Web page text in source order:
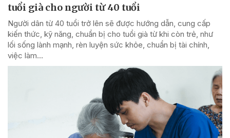
tuổi già cho người từ 40 tuổi
Người dân từ 40 tuổi trở lên sẽ được hướng dẫn, cung cấp
kiến thức, kỹ năng, chuẩn bị cho tuổi già từ khi còn trẻ, như
lối sống lành mạnh, rèn luyện sức khỏe, chuẩn bị tài chính,
việc làm...